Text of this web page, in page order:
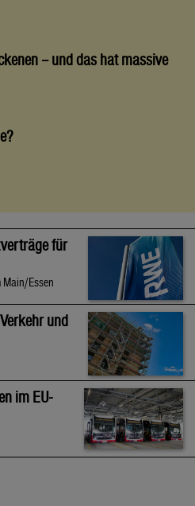
– und das hat massive
für
Essen
und
im EU-